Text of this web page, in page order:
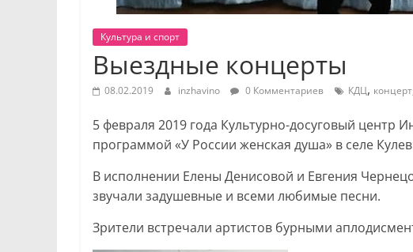
Культура и спорт
Выездные концерты
08.02.2019 inzhavino 0 Комментариев КДЦ, концерт
5 февраля 2019 года Культурно-досуговый центр
программой «У России женская душа» в селе
В исполнении Елены Денисовой и Евгения
звучали задушевные и всеми любимые песни.
Зрители встречали артистов бурными